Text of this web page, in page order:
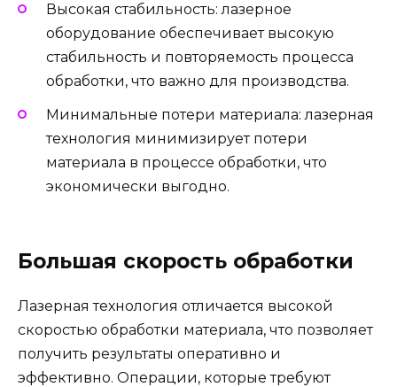
Высокая стабильность: лазерное
оборудование обеспечивает высокую
стабильность и повторяемость процесса
обработки, что важно для производства.
Минимальные потери материала: лазерная
технология минимизирует потери
материала в процессе обработки, что
экономически выгодно.
Большая скорость обработки
Лазерная технология отличается высокой
скоростью обработки материала, что позволяет
получить результаты оперативно и
эффективно. Операции, которые требуют